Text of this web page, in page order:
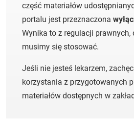
część materiałów
portalu jest przeznaczona
Wynika to z regulacji prawnych,
musimy się stosować.
Jeśli nie jesteś lekarzem,
korzystania z przygotowanych
materiałów dostępnych w